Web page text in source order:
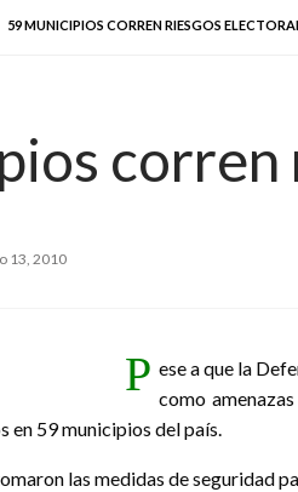
59 MUNICIPIOS CORREN RIESGOS
13, 2010
P ese a que la
como
en 59 municipios del país.
las medidas de seguridad